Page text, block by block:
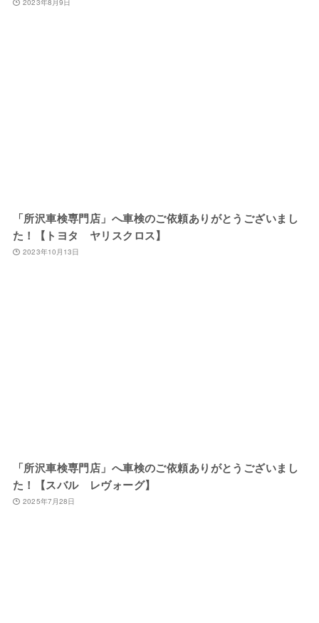
2023年8月9日
「所沢車検専門店」へ車検のご依頼ありがとうございまし
た！【トヨタ ヤリスクロス】
2023年10月13日
「所沢車検専門店」へ車検のご依頼ありがとうございまし
た！【スバル レヴォーグ】
2025年7月28日